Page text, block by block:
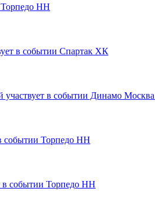
Торпедо НН
Спартак ХК
Динамо
Торпедо НН
Торпедо НН